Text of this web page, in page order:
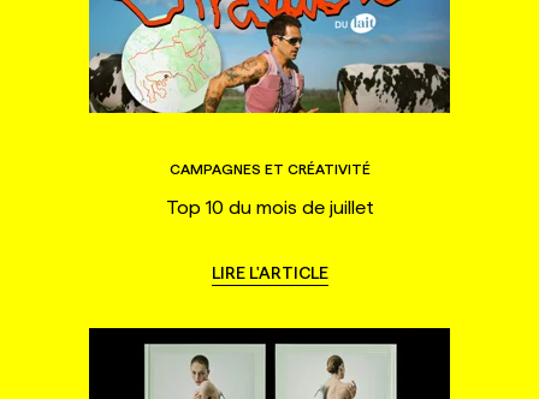
CAMPAGNES ET CRÉATIVITÉ
Top 10 du mois de juillet
LIRE L'ARTICLE